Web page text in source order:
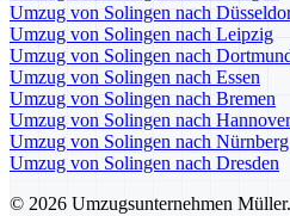
Umzug von Solingen nach
Umzug von Solingen nach Leipzig
Umzug von Solingen nach
Umzug von Solingen nach Essen
Umzug von Solingen nach Bremen
Umzug von Solingen nach Hannover
Umzug von Solingen nach Nürnberg
Umzug von Solingen nach Dresden
© 2026 Umzugsunternehmen